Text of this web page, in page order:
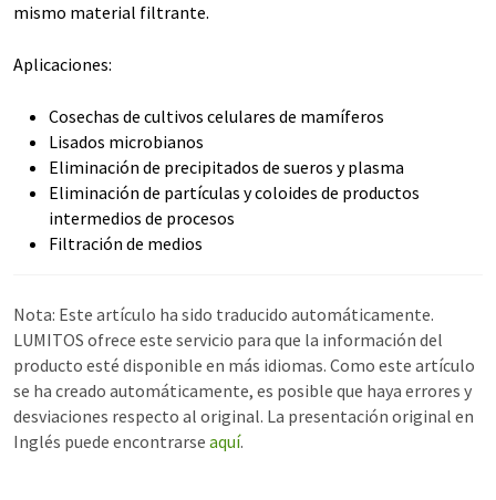
mismo material filtrante.
Aplicaciones:
Cosechas de cultivos celulares de mamíferos
Lisados microbianos
Eliminación de precipitados de sueros y plasma
Eliminación de partículas y coloides de productos
intermedios de procesos
Filtración de medios
Nota: Este artículo ha sido traducido automáticamente.
LUMITOS ofrece este servicio para que la información del
producto esté disponible en más idiomas. Como este artículo
se ha creado automáticamente, es posible que haya errores y
desviaciones respecto al original. La presentación original en
Inglés puede encontrarse aquí.